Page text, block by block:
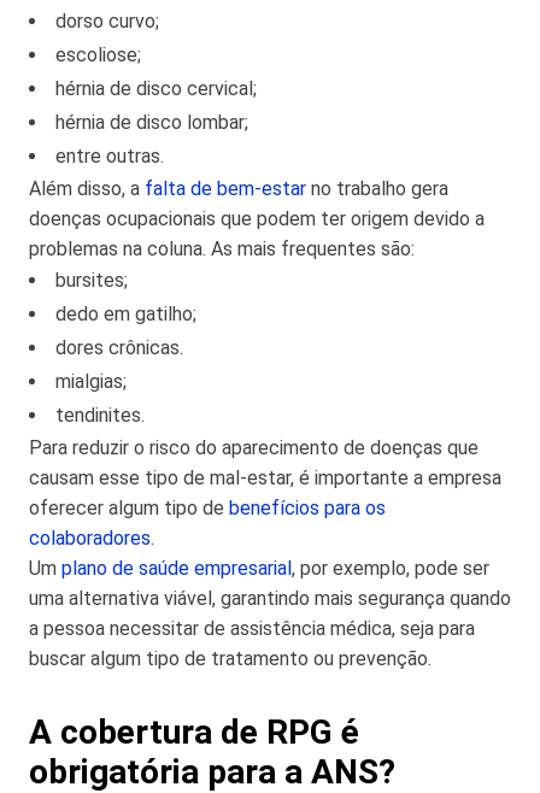
dorso curvo;
escoliose;
hérnia de disco cervical;
hérnia de disco lombar;
entre outras.
Além disso, a falta de bem-estar no trabalho gera
doenças ocupacionais que podem ter origem devido a
problemas na coluna. As mais frequentes são:
bursites;
dedo em gatilho;
dores crônicas.
mialgias;
tendinites.
Para reduzir o risco do aparecimento de doenças que
causam esse tipo de mal-estar, é importante a empresa
oferecer algum tipo de benefícios para os
colaboradores.
Um plano de saúde empresarial, por exemplo, pode ser
uma alternativa viável, garantindo mais segurança quando
a pessoa necessitar de assistência médica, seja para
buscar algum tipo de tratamento ou prevenção.
A cobertura de RPG é
obrigatória para a ANS?